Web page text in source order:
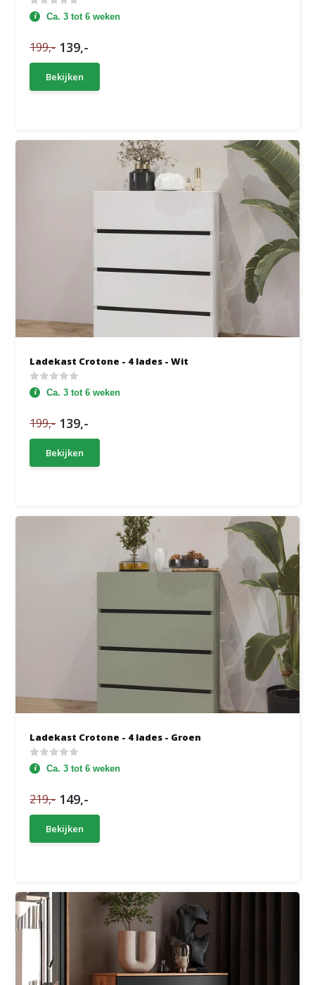
Ca. 3 tot 6 weken
199,- 139,-
Bekijken
Ladekast Crotone - 4 lades - Wit
Ca. 3 tot 6 weken
199,- 139,-
Bekijken
Ladekast Crotone - 4 lades - Groen
Ca. 3 tot 6 weken
219,- 149,-
Bekijken